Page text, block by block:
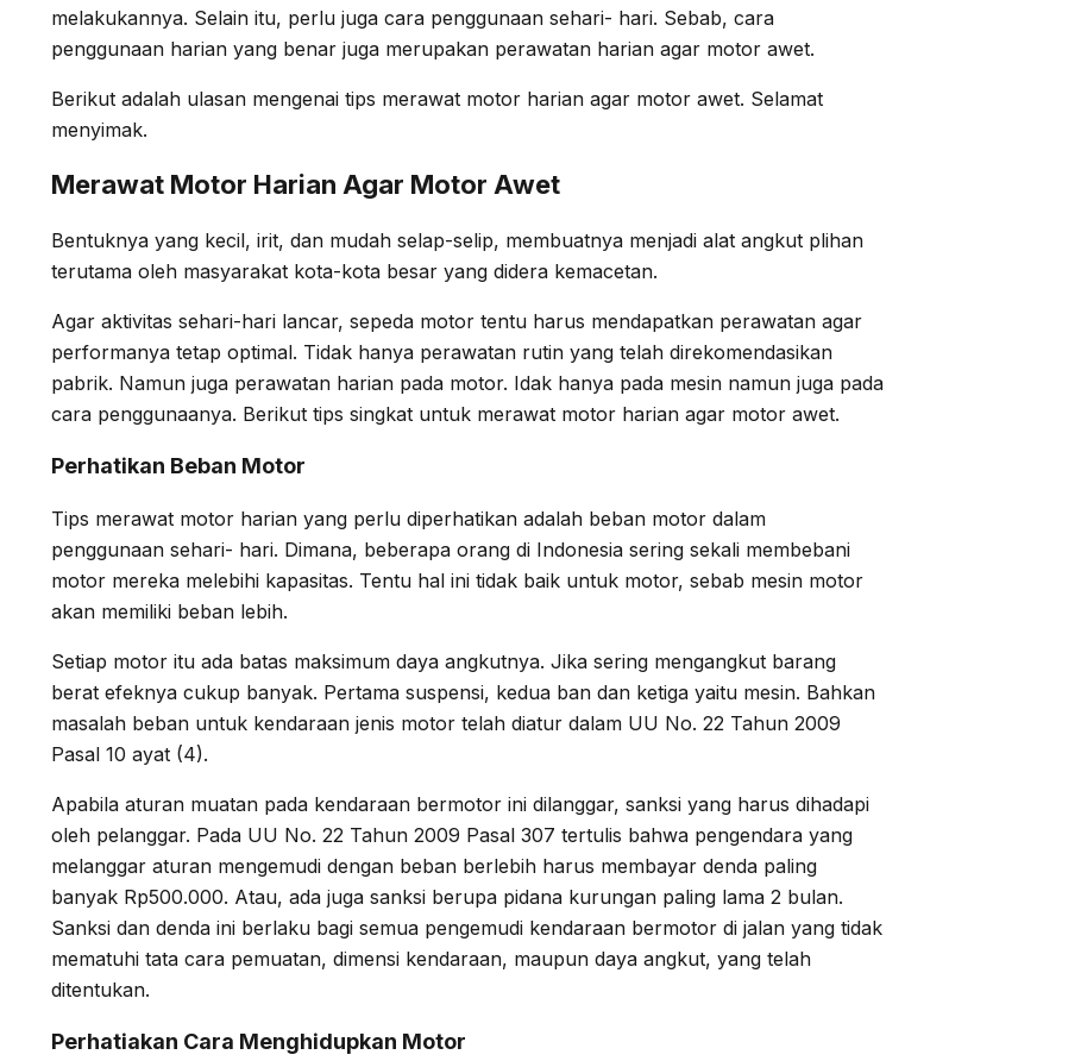
melakukannya. Selain itu, perlu juga cara penggunaan sehari- hari. Sebab, cara
penggunaan harian yang benar juga merupakan perawatan harian agar motor awet.
Berikut adalah ulasan mengenai tips merawat motor harian agar motor awet. Selamat
menyimak.
Merawat Motor Harian Agar Motor Awet
Bentuknya yang kecil, irit, dan mudah selap-selip, membuatnya menjadi alat angkut plihan
terutama oleh masyarakat kota-kota besar yang didera kemacetan.
Agar aktivitas sehari-hari lancar, sepeda motor tentu harus mendapatkan perawatan agar
performanya tetap optimal. Tidak hanya perawatan rutin yang telah direkomendasikan
pabrik. Namun juga perawatan harian pada motor. Idak hanya pada mesin namun juga pada
cara penggunaanya. Berikut tips singkat untuk merawat motor harian agar motor awet.
Perhatikan Beban Motor
Tips merawat motor harian yang perlu diperhatikan adalah beban motor dalam
penggunaan sehari- hari. Dimana, beberapa orang di Indonesia sering sekali membebani
motor mereka melebihi kapasitas. Tentu hal ini tidak baik untuk motor, sebab mesin motor
akan memiliki beban lebih.
Setiap motor itu ada batas maksimum daya angkutnya. Jika sering mengangkut barang
berat efeknya cukup banyak. Pertama suspensi, kedua ban dan ketiga yaitu mesin. Bahkan
masalah beban untuk kendaraan jenis motor telah diatur dalam UU No. 22 Tahun 2009
Pasal 10 ayat (4).
Apabila aturan muatan pada kendaraan bermotor ini dilanggar, sanksi yang harus dihadapi
oleh pelanggar. Pada UU No. 22 Tahun 2009 Pasal 307 tertulis bahwa pengendara yang
melanggar aturan mengemudi dengan beban berlebih harus membayar denda paling
banyak Rp500.000. Atau, ada juga sanksi berupa pidana kurungan paling lama 2 bulan.
Sanksi dan denda ini berlaku bagi semua pengemudi kendaraan bermotor di jalan yang tidak
mematuhi tata cara pemuatan, dimensi kendaraan, maupun daya angkut, yang telah
ditentukan.
Perhatiakan Cara Menghidupkan Motor